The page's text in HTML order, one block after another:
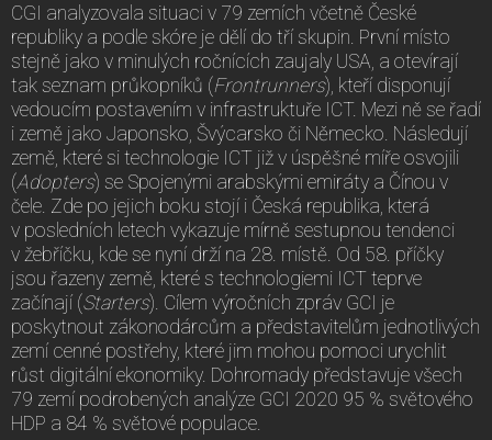
CGI analyzovala situaci v 79 zemích včetně České
republiky a podle skóre je dělí do tří skupin. První místo
stejně jako v minulých ročnících zaujaly USA, a otevírají
tak seznam průkopníků (Frontrunners), kteří disponují
vedoucím postavením v infrastruktuře ICT. Mezi ně se řadí
i země jako Japonsko, Švýcarsko či Německo. Následují
země, které si technologie ICT již v úspěšné míře osvojili
(Adopters) se Spojenými arabskými emiráty a Čínou v
čele. Zde po jejich boku stojí i Česká republika, která
v posledních letech vykazuje mírně sestupnou tendenci
v žebříčku, kde se nyní drží na 28. místě. Od 58. příčky
jsou řazeny země, které s technologiemi ICT teprve
začínají (Starters). Cílem výročních zpráv GCI je
poskytnout zákonodárcům a představitelům jednotlivých
zemí cenné postřehy, které jim mohou pomoci urychlit
růst digitální ekonomiky. Dohromady představuje všech
79 zemí podrobených analýze GCI 2020 95 % světového
HDP a 84 % světové populace.